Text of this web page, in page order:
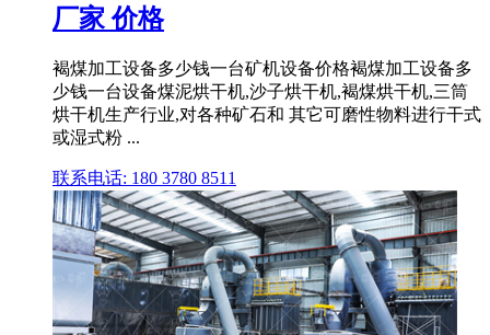
厂家 价格
褐煤加工设备多少钱一台矿机设备价格褐煤加工设备多
少钱一台设备煤泥烘干机,沙子烘干机,褐煤烘干机,三筒
烘干机生产行业,对各种矿石和 其它可磨性物料进行干式
或湿式粉 ...
联系电话: 180 3780 8511